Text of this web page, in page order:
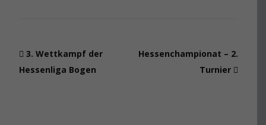
3. Wettkampf der
Hessenliga Bogen
Hessenchampionat – 2.
Turnier